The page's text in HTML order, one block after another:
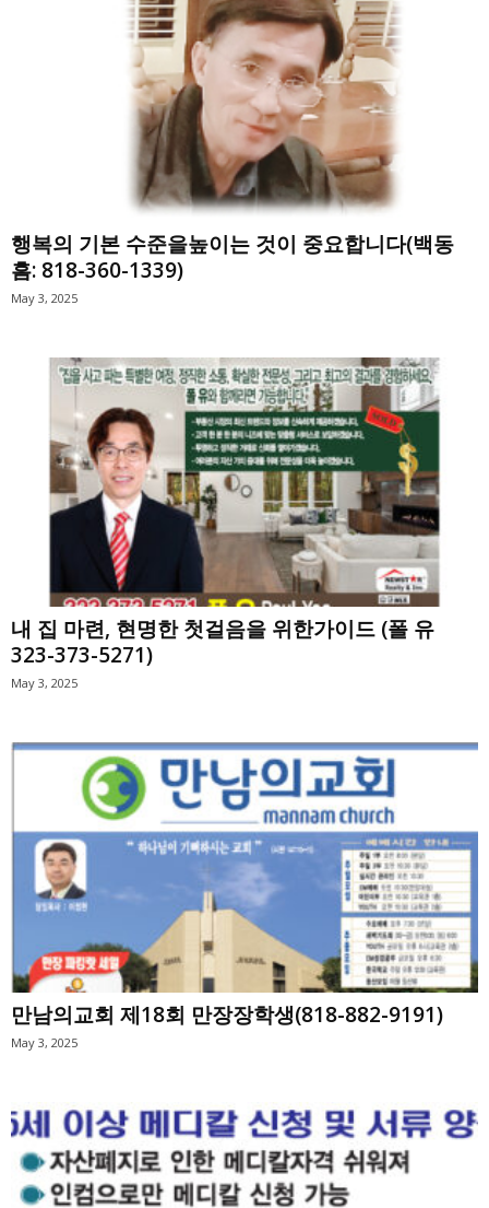
행복의 기본 수준을높이는 것이 중요합니다(백동
흠: 818-360-1339)
May 3, 2025
내 집 마련, 현명한 첫걸음을 위한가이드 (폴 유
323-373-5271)
May 3, 2025
만남의교회 제18회 만장장학생(818-882-9191)
May 3, 2025